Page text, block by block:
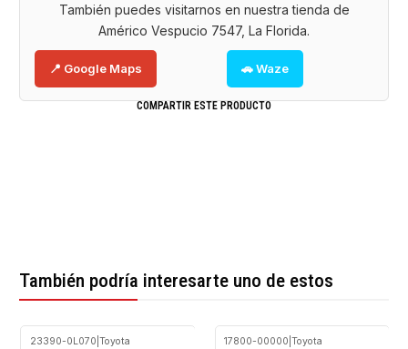
También puedes visitarnos en nuestra tienda de
Américo Vespucio 7547, La Florida.
📍 Google Maps 🚗 Waze
COMPARTIR ESTE PRODUCTO
También podría interesarte uno de estos
23390-0L070 Toyota 17800-00000 Toyota